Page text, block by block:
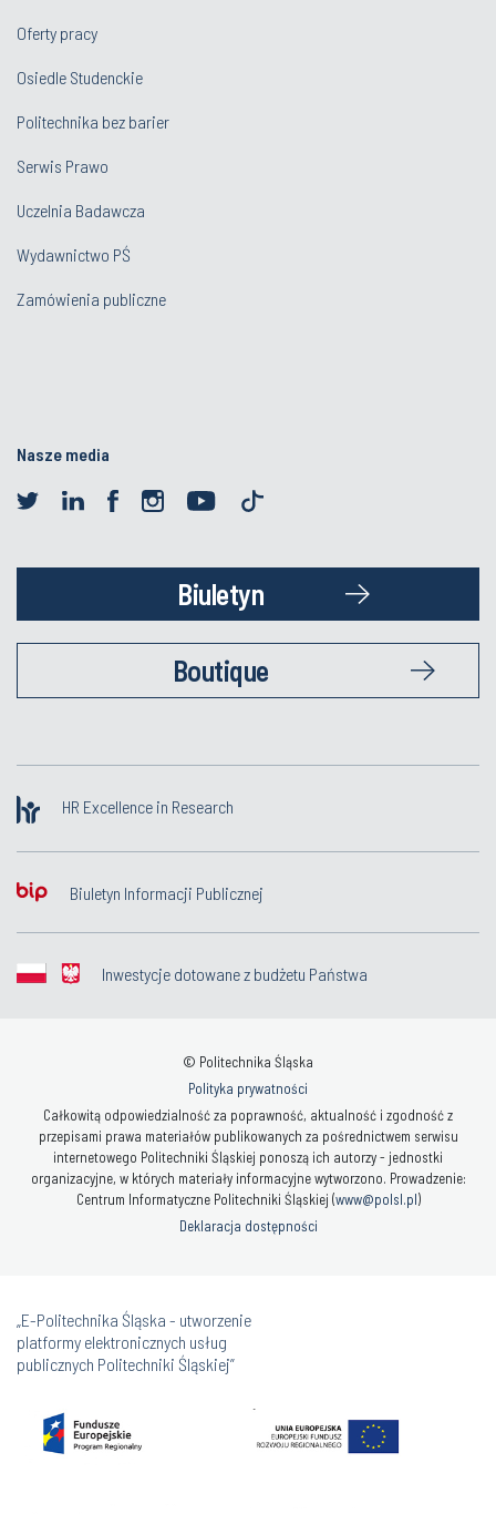
Oferty pracy
Osiedle Studenckie
Politechnika bez barier
Serwis Prawo
Uczelnia Badawcza
Wydawnictwo PŚ
Zamówienia publiczne
Nasze media
Biuletyn
Boutique
HR Excellence in Research
Biuletyn Informacji Publicznej
Inwestycje dotowane z budżetu Państwa
© Politechnika Śląska
Polityka prywatności
Całkowitą odpowiedzialność za poprawność, aktualność i zgodność z
przepisami prawa materiałów publikowanych za pośrednictwem serwisu
internetowego Politechniki Śląskiej ponoszą ich autorzy - jednostki
organizacyjne, w których materiały informacyjne wytworzono. Prowadzenie:
Centrum Informatyczne Politechniki Śląskiej (www@polsl.pl)
Deklaracja dostępności
„E-Politechnika Śląska - utworzenie
platformy elektronicznych usług
publicznych Politechniki Śląskiej”